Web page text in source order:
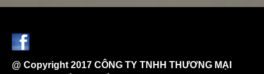
@ Copyright 2017 CÔNG TY TNHH THƯƠNG MẠI